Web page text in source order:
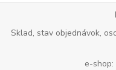
Sklad, stav objednávok,
e-